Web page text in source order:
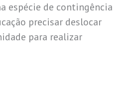
espécie de contingência
precisar deslocar
para realizar